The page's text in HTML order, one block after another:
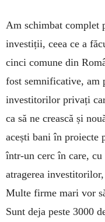
Am schimbat complet
investiții, ceea ce a
cinci comune din
fost semnificative, am
investitorilor privați
ca să ne crească și
acești bani în proiecte
într-un cerc în care,
atragerea
Multe firme mari vor
Sunt deja peste 3000